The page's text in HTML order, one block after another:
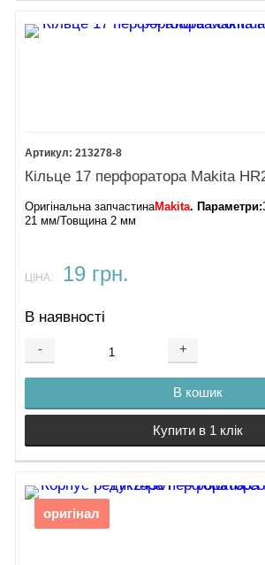
213278-8
Кільце 17 перфоратора Makita
Оригінальна запчастинаMakita. Параметри:
21 мм/Товщина 2 мм
ЦІНА: 19 грн.
В наявності
- +
В кошик
Купити в 1 клік
оригінал